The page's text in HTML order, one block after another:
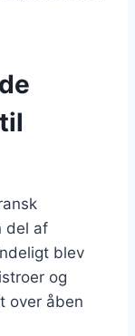
del af
blev
og
over åben